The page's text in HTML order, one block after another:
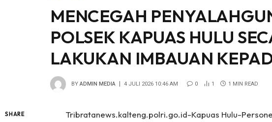
MENCEGAH
POLSEK KAPUAS HULU
LAKUKAN IMBAUAN
BY ADMIN MEDIA 4 JULI 2026 10:46 AM 0 1 1 MIN READ
SHARE
Tribratanews.kalteng.polri.go.id-Kapuas Hulu-